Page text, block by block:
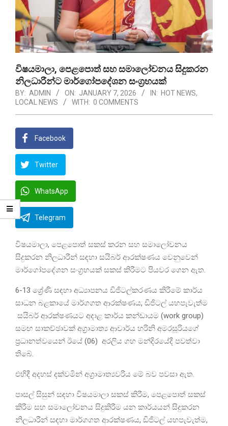
විෂයමාලා, පෙළපොත් සහ සමාලෝචනය සිදුකරන
නිලධාරීන්ට මාර්ගෝපදේශන සංග්‍රහයක්
BY: ADMIN ON: JANUARY 7, 2026 IN: HOT NEWS,
LOCAL NEWS
WITH: 0 COMMENTS
Facebook
Twitter
WhatsApp
Telegram
විෂයමාලා, පෙළපොත් සකස් කරන සහ සමාලෝචනය
සිදුකරන නිලධාරීන් සඳහා සයිබර් ආරක්ෂණය වෙනුවෙන්
මාර්ගෝපදේශන සංග්‍රහයක් සකස් කිරීමට පියවර ගෙන ඇත.
6-13 ශ්‍රේණි සඳහා අධ්‍යාපනය ඩිජිටල්කරණය කිරීමේ කාර්ය
සාධන බළකායේ මාර්ගගත ආරක්ෂණය, ඩිජිටල් යහපැවැත්ම
සයිබර් ආරක්ෂණයට අදාළ කාර්ය කන්ඩායම (work group)
සමඟ සාකච්ඡාවක් අග්‍රාමාත්‍ය ආචාර්ය හරිනි අමරසූරියගේ
ප්‍රධානත්වයෙන් ඊයේ (06) අරලිය ගහ මන්දිරයේදී පවත්වා
තිබේ.
එහිදී අදහස් දක්වමින් අග්‍රාමාත්‍යවරිය මේ බව පවසා ඇත.
පාසල් සිසුන් සඳහා විෂයමාලා සකස් කිරීම, පෙළපොත් සකස්
කිරීම සහ සමාලෝචනය සිදුකිරීම යන කාර්යයන් සිදුකරන
නිලධාරීන් සඳහා මාර්ගගත ආරක්ෂණය, ඩිජිටල් යහපැවැත්ම,